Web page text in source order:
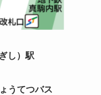
し）駅
うてつバス